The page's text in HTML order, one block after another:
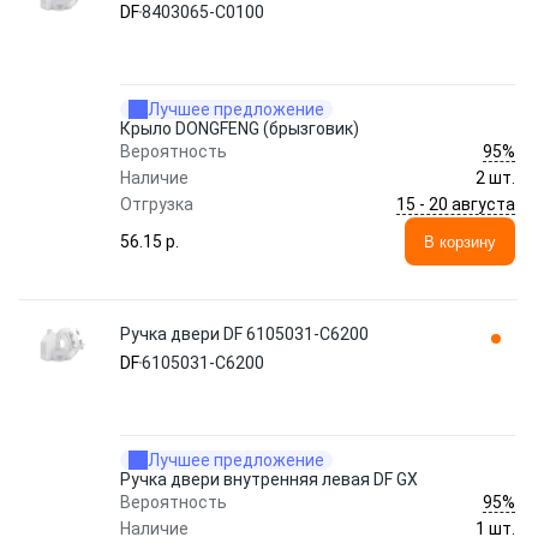
DF8403065-C0100
Лучшее предложение
Крыло DONGFENG (брызговик)
Вероятность
95%
Наличие
2 шт.
Отгрузка
15 - 20 августа
56.15 p.
В корзину
Ручка двери DF 6105031-C6200
DF6105031-C6200
Лучшее предложение
Ручка двери внутренняя левая DF GX
Вероятность
95%
Наличие
1 шт.